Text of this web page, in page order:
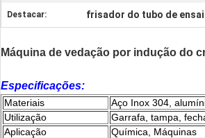
Destacar: frisador do tubo de
Máquina de vedação por indução do
Especificações:
Materiais
Aço Inox 304,
Utilização
Garrafa, tampa,
Aplicação
Química, Máquinas